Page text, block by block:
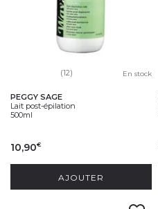
(12) En stock
PEGGY SAGE
Lait post-épilation
500ml
10,90€
AJOUTER